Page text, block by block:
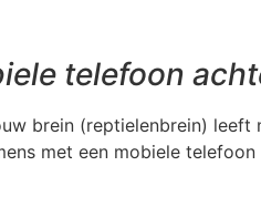
telefoon
brein (reptielenbrein)
met een mobiele